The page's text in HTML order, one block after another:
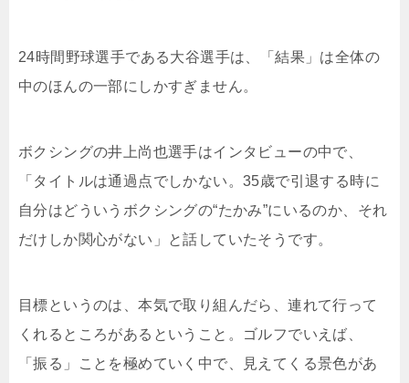
24時間野球選手である大谷選手は、「結果」は全体の
中のほんの一部にしかすぎません。
ボクシングの井上尚也選手はインタビューの中で、
「タイトルは通過点でしかない。35歳で引退する時に
自分はどういうボクシングの“たかみ”にいるのか、それ
だけしか関心がない」と話していたそうです。
目標というのは、本気で取り組んだら、連れて行って
くれるところがあるということ。ゴルフでいえば、
「振る」ことを極めていく中で、見えてくる景色があ